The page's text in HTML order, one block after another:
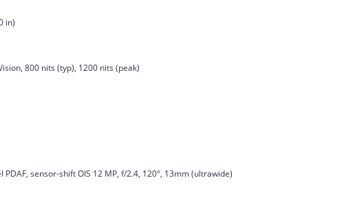
in)
800 nits (typ), 1200 nits (peak)
sensor-shift OIS 12 MP, f/2.4, 120°, 13mm (ultrawide)